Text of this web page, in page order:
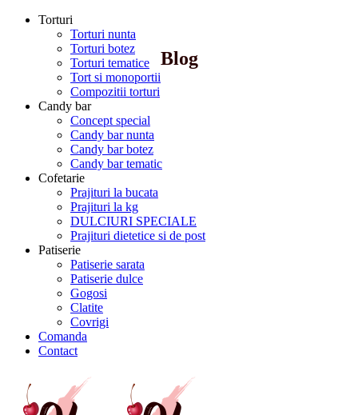
Torturi
Torturi nunta
Torturi botez
Torturi tematice
Tort si monoportii
Compozitii torturi
Candy bar
Concept special
Candy bar nunta
Candy bar botez
Candy bar tematic
Cofetarie
Prajituri la bucata
Prajituri la kg
DULCIURI SPECIALE
Prajituri dietetice si de post
Patiserie
Patiserie sarata
Patiserie dulce
Gogosi
Clatite
Covrigi
Comanda
Contact
Blog